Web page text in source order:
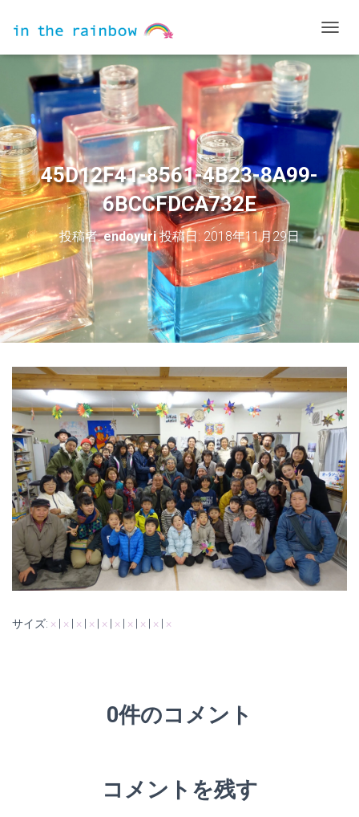
ビ
ョ
ン
を
切
り
替
え
45D12F41-8561-4B23-8A99-
6BCCFDCA732E
投稿者:endoyuri投稿日: 2018年11月29日
サイズ: × | × | × | × | × | × | × | × | × | ×
0件のコメント
コメントを残す